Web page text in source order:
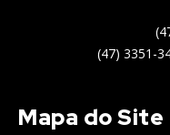
(47) 3351-
Mapa do Site